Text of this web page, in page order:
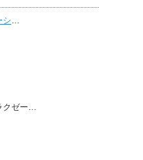
会)
その他